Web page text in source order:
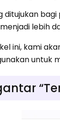
ditujukan
lebih
ini, kami
untuk